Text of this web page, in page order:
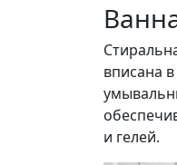
вписана
и гелей.